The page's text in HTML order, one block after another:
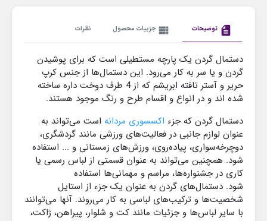
description توضیحات view_list جزییات محصول نظرات
دستمال گردن یک پارچه مستطیلی است که برای پوشیدن
گردن و یا سر به کار می‌رود. این دستمال‌ها از جنس کرپ
حریر و آستر تافته ابریشم که از 4 طرف دوخت داره ساخته
شده اند و در انواع و اقسام طرح و رنگ موجود هستند.
دستمال گردن که جزء اکسسوری مردانه است می‌تواند به
عنوان لوازم جانبی در فعالیت‌های ورزشی مانند گردشگری،
دوچرخه‌سواری، پیاده‌روی، ورزش‌های زمستانی و ... استفاده
شود. همچنین می‌تواند به عنوان قسمتی از لباس رسمی یا
کاری در جشنواره‌ها، مراسم و مهمانی‌ها استفاده
شود. دستمال‌های گردن به عنوان یک جزء از استایل
شخصیت‌ها و ترکیب‌های لباسی به کار می‌روند. آنها می‌توانند
با سایر لباس‌ها و جزئیات مانند کت و شلوار، پیراهن، ژاکت،